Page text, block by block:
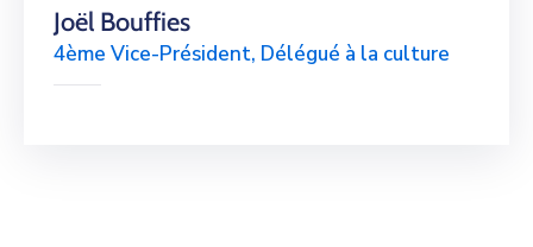
Joël Bouffies
4ème Vice-Président, Délégué à la culture